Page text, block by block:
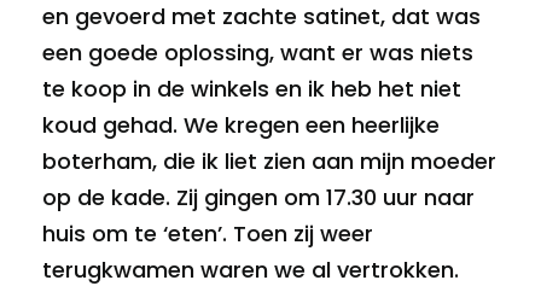
en gevoerd met zachte satinet, dat was
een goede oplossing, want er was niets
te koop in de winkels en ik heb het niet
koud gehad. We kregen een heerlijke
boterham, die ik liet zien aan mijn moeder
op de kade. Zij gingen om 17.30 uur naar
huis om te ‘eten’. Toen zij weer
terugkwamen waren we al vertrokken.